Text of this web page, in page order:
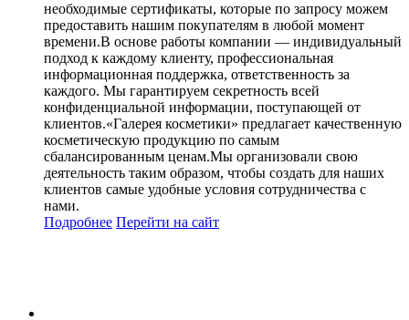
необходимые сертификаты, которые по запросу можем
предоставить нашим покупателям в любой момент
времени.В основе работы компании — индивидуальный
подход к каждому клиенту, профессиональная
информационная поддержка, ответственность за
каждого. Мы гарантируем секретность всей
конфиденциальной информации, поступающей от
клиентов.«Галерея косметики» предлагает качественную
косметическую продукцию по самым
сбалансированным ценам.Мы организовали свою
деятельность таким образом, чтобы создать для наших
клиентов самые удобные условия сотрудничества с
нами.
Подробнее Перейти на сайт